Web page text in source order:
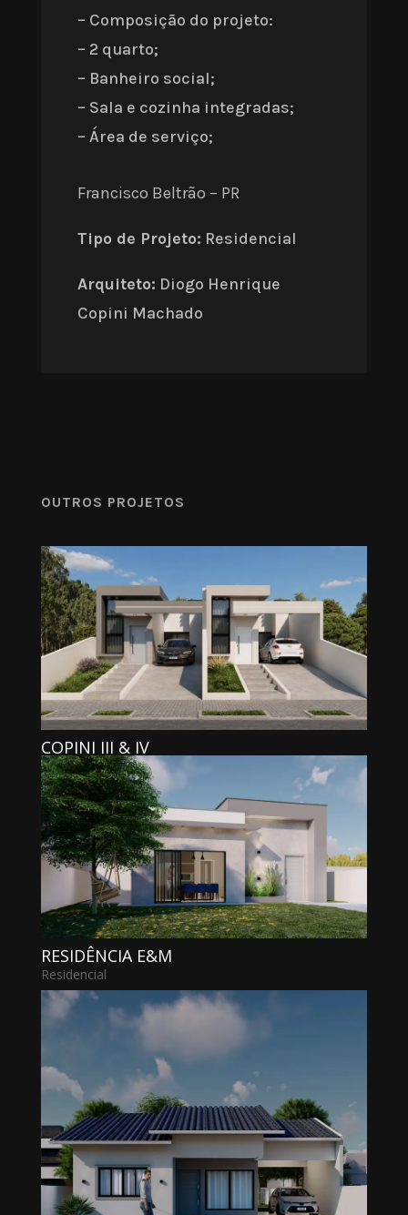
– Composição do projeto:
– 2 quarto;
– Banheiro social;
– Sala e cozinha integradas;
– Área de serviço;
Francisco Beltrão – PR
Tipo de Projeto: Residencial
Arquiteto: Diogo Henrique
Copini Machado
OUTROS PROJETOS
COPINI III & IV
RESIDÊNCIA E&M
Residencial